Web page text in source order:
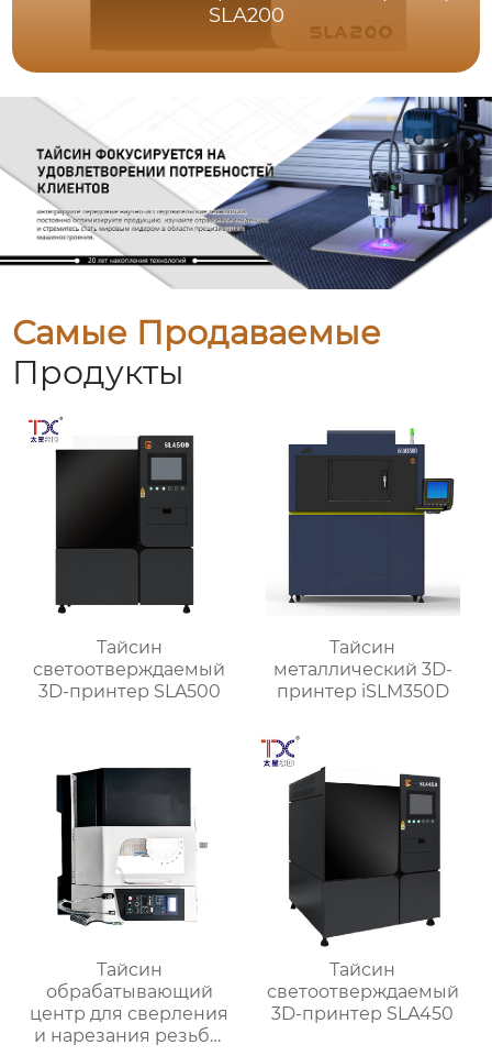
SLA200
Самые Продаваемые
Продукты
Тайсин
светоотверждаемый
3D-принтер SLA500
Тайсин
металлический 3D-
принтер iSLM350D
Тайсин
обрабатывающий
центр для сверления
и нарезания резьбы
Тайсин
светоотверждаемый
3D-принтер SLA450